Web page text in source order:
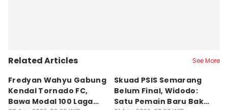
Related Articles See More
Fredyan Wahyu Gabung
Kendal Tornado FC,
Bawa Modal 100 Laga
Skuad PSIS Semarang
Belum Final, Widodo:
Satu Pemain Baru Bakal